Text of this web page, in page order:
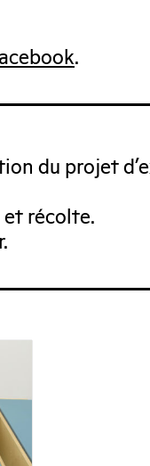
.
du projet
et récolte.